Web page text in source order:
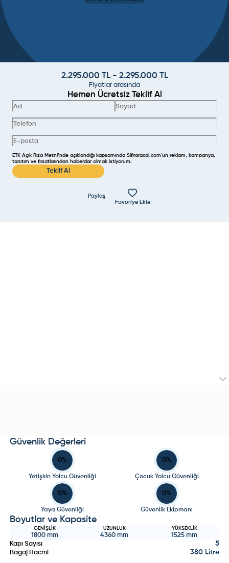
2.295.000 TL - 2.295.000 TL
Fiyatlar arasında
Hemen Ücretsiz Teklif Al
ETK Açık Rıza Metni’nde açıklandığı kapsamında Sifiraracal.com'un reklam, kampanya,
tanıtım ve fırsatlarından haberdar olmak istiyorum.
Teklif Al
Paylaş
Favoriye Ekle
Güvenlik Değerleri
0%
Yetişkin Yolcu Güvenliği
0%
Çocuk Yolcu Güvenliği
0%
Yaya Güvenliği
0%
Güvenlik Ekipmanı
Boyutlar ve Kapasite
GENIŞLIK
1800mm
UZUNLUK
4360 mm
YÜKSEKLIK
1525 mm
Kapı Sayısı
5
Bagaj Hacmi 380 Litre